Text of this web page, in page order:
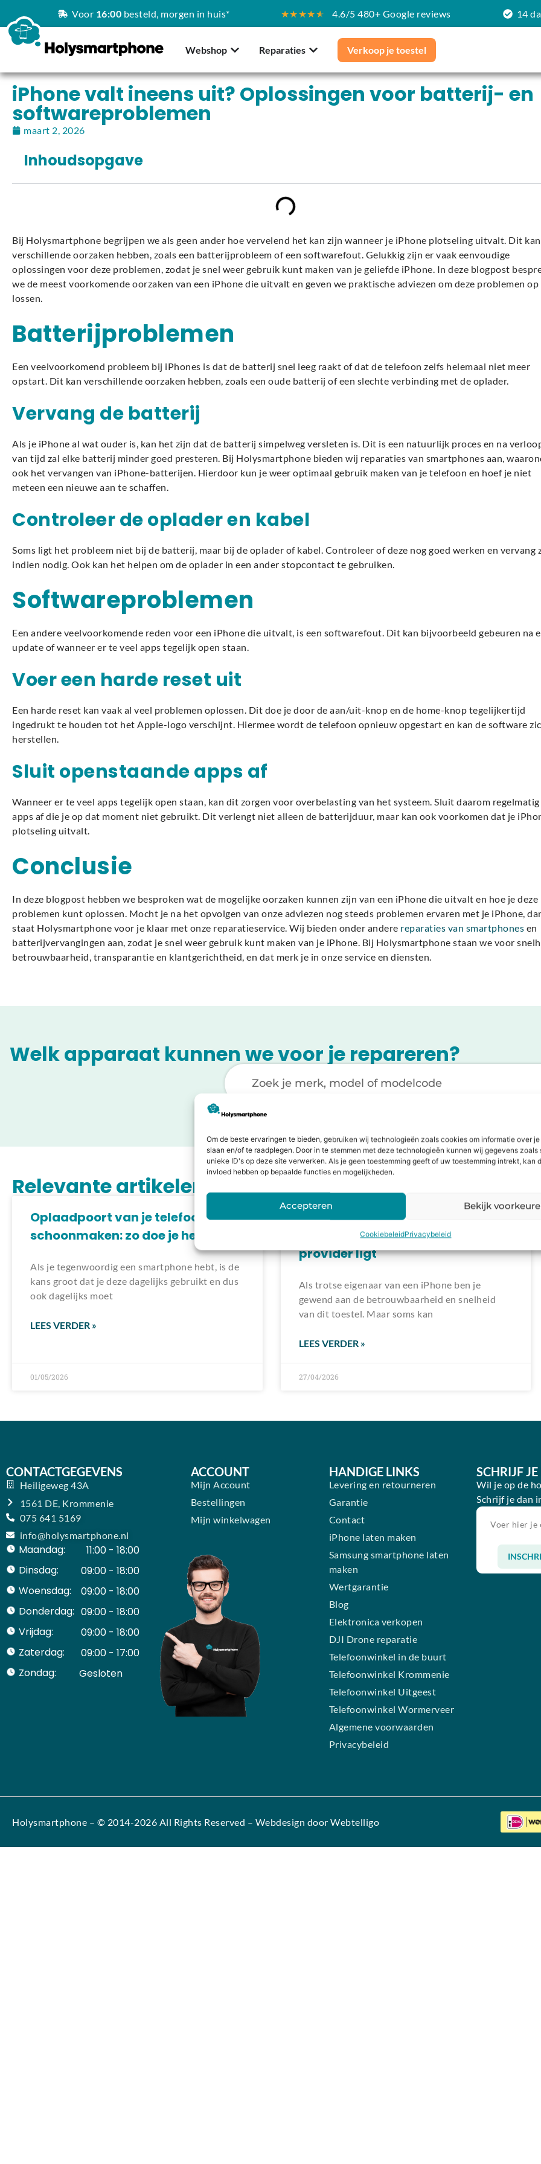
Om de beste ervaringen te bieden, gebruiken wij technologieën zoals cookies om informatie over
slaan en/of te raadplegen. Door in te stemmen met deze technologieën kunnen wij gegevens zoals
unieke ID's op deze site verwerken. Als je geen toestemming geeft of uw toestemming intrekt, kan
invloed hebben op bepaalde functies en mogelijkheden.
Accepteren Bekijk
CookiebeleidPrivacybeleid
Voor 16:00 besteld, morgen in huis* ★★★★★ 4.6/5 480+ Google reviews 14
Webshop Reparaties Verkoop je toestel
iPhone valt ineens uit? Oplossingen voor batterij- en
softwareproblemen
maart 2, 2026
Inhoudsopgave
Bij Holysmartphone begrijpen we als geen ander hoe vervelend het kan zijn wanneer je iPhone plotseling uitvalt. Dit kan
verschillende oorzaken hebben, zoals een batterijprobleem of een softwarefout. Gelukkig zijn er vaak eenvoudige
oplossingen voor deze problemen, zodat je snel weer gebruik kunt maken van je geliefde iPhone. In deze blogpost
we de meest voorkomende oorzaken van een iPhone die uitvalt en geven we praktische adviezen om deze problemen op
lossen.
Batterijproblemen
Een veelvoorkomend probleem bij iPhones is dat de batterij snel leeg raakt of dat de telefoon zelfs helemaal niet meer
opstart. Dit kan verschillende oorzaken hebben, zoals een oude batterij of een slechte verbinding met de oplader.
Vervang de batterij
Als je iPhone al wat ouder is, kan het zijn dat de batterij simpelweg versleten is. Dit is een natuurlijk proces en na
van tijd zal elke batterij minder goed presteren. Bij Holysmartphone bieden wij reparaties van smartphones aan,
ook het vervangen van iPhone-batterijen. Hierdoor kun je weer optimaal gebruik maken van je telefoon en hoef je niet
meteen een nieuwe aan te schaffen.
Controleer de oplader en kabel
Soms ligt het probleem niet bij de batterij, maar bij de oplader of kabel. Controleer of deze nog goed werken en vervang
indien nodig. Ook kan het helpen om de oplader in een ander stopcontact te gebruiken.
Softwareproblemen
Een andere veelvoorkomende reden voor een iPhone die uitvalt, is een softwarefout. Dit kan bijvoorbeeld gebeuren na
update of wanneer er te veel apps tegelijk open staan.
Voer een harde reset uit
Een harde reset kan vaak al veel problemen oplossen. Dit doe je door de aan/uit-knop en de home-knop tegelijkertijd
ingedrukt te houden tot het Apple-logo verschijnt. Hiermee wordt de telefoon opnieuw opgestart en kan de software
herstellen.
Sluit openstaande apps af
Wanneer er te veel apps tegelijk open staan, kan dit zorgen voor overbelasting van het systeem. Sluit daarom regelmatig
apps af die je op dat moment niet gebruikt. Dit verlengt niet alleen de batterijduur, maar kan ook voorkomen dat je
plotseling uitvalt.
Conclusie
In deze blogpost hebben we besproken wat de mogelijke oorzaken kunnen zijn van een iPhone die uitvalt en hoe je deze
problemen kunt oplossen. Mocht je na het opvolgen van onze adviezen nog steeds problemen ervaren met je iPhone,
staat Holysmartphone voor je klaar met onze reparatieservice. Wij bieden onder andere reparaties van smartphones en
batterijvervangingen aan, zodat je snel weer gebruik kunt maken van je iPhone. Bij Holysmartphone staan we voor
betrouwbaarheid, transparantie en klantgerichtheid, en dat merk je in onze service en diensten.
Welk apparaat kunnen we voor je repareren?
Laden van modellen..
Relevante artikelen
Oplaadpoort van je telefoon
schoonmaken: zo doe je het veilig
Als je tegenwoordig een smartphone hebt, is de
kans groot dat je deze dagelijks gebruikt en dus
ook dagelijks moet
LEES VERDER »
01/05/2026
iPhone zegt “Geen service”? Zo
check je of het aan je toestel of
provider ligt
Als trotse eigenaar van een iPhone ben je
gewend aan de betrouwbaarheid en snelheid
van dit toestel. Maar soms kan
LEES VERDER »
27/04/2026
CONTACTGEGEVENS
Heiligeweg 43A
1561 DE, Krommenie
075 641 5169
info@holysmartphone.nl
Maandag:
11:00 - 18:00
Dinsdag:
09:00 - 18:00
Woensdag:
09:00 - 18:00
Donderdag: 09:00 - 18:00
Vrijdag:
09:00 - 18:00
Zaterdag:
09:00 - 17:00
Zondag:
Gesloten ​ ​ ​ ​ ​ ​ ​
ACCOUNT
Mijn Account
Bestellingen
Mijn winkelwagen
HANDIGE LINKS
Levering en retourneren
Garantie
Contact
iPhone laten maken
Samsung smartphone laten
maken
Wertgarantie
Blog
Elektronica verkopen
DJI Drone reparatie
Telefoonwinkel in de buurt
Telefoonwinkel Krommenie
Telefoonwinkel Uitgeest
Telefoonwinkel Wormerveer
Algemene voorwaarden
Privacybeleid
SCHRIJF
Wil je op de
Schrijf je dan
Alternative:
Holysmartphone – © 2014-2026 All Rights Reserved – Webdesign door Webtelligo